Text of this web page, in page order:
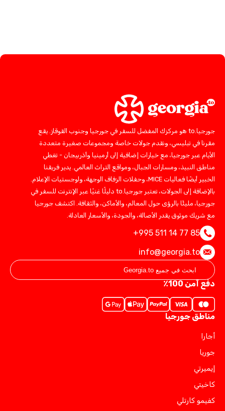
جورجيا.to هو مركزك المفضل للسفر في جورجيا وجنوب القوقاز. يقع
مقرنا في تبليسي، ونقدم جولات خاصة ومجموعات صغيرة متعددة
الأيام عبر جورجيا، مع خيارات إضافية إلى أرمينيا وأذربيجان - تغطي
مناطق النبيذ، ومسارات الجبال، ومواقع التراث العالمي. يدير فريقنا
الخبير أيضًا فعاليات MICE، وحفلات الزفاف الوجهة، ولوجستيات الإعلام.
بالإضافة إلى الجولات، تعتبر جورجيا.to دليلًا غنيًا عبر الإنترنت للسفر في
جورجيا، مليئًا بالرؤى حول المعالم، والأماكن، والثقافة. اكتشف جورجيا
مع شريك موثوق يقدر الأصالة، والجودة، والأسعار العادلة.
+995 511 14 77 85
info@georgia.to
دفع آمن 100٪
مناطق جورجيا
أجارا
جوريا
إيميرتي
كاخيتي
كفيمو كارتلي